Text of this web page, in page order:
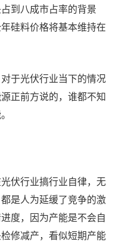
到八成市占率的背景
硅料价格将基本维持在
于光伏行业当下的情况
正前方说的，谁都不知
伏行业搞行业自律，无
是人为延缓了竞争的激
度，因为产能是不会自
修减产，看似短期产能